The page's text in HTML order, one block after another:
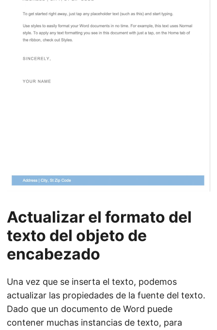
Actualizar el formato del
texto del objeto de
encabezado
Una vez que se inserta el texto, podemos
actualizar las propiedades de la fuente del texto.
Dado que un documento de Word puede
contener muchas instancias de texto, para